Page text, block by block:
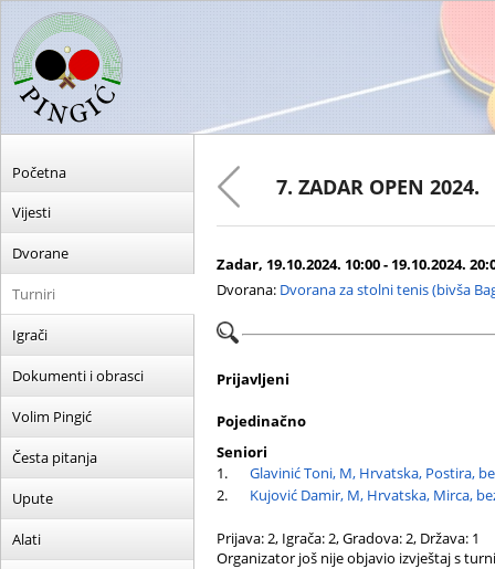
Početna
Vijesti
Dvorane
Turniri
Igrači
Dokumenti i obrasci
Volim Pingić
Česta pitanja
Upute
Alati
7. ZADAR OPEN 2024.
Zadar, 19.10.2024. 10:00 - 19.10.2024.
Dvorana: Dvorana za stolni tenis (bivša
Prijavljeni
Pojedinačno
Seniori
1.
Glavinić Toni, M, Hrvatska, Postira,
2.
Kujović Damir, M, Hrvatska, Mirca,
Prijava: 2, Igrača: 2, Gradova: 2, Država: 1
Organizator još nije objavio izvještaj s